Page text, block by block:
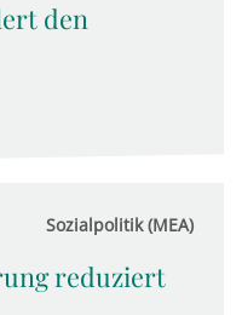
den
Sozialpolitik (MEA)
reduziert